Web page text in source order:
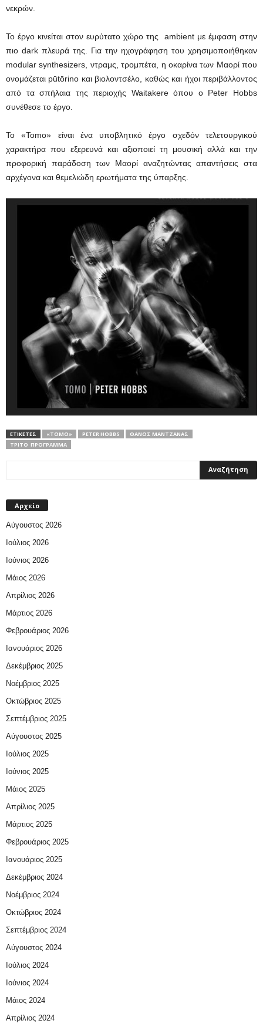
νεκρών.
Το έργο κινείται στον ευρύτατο χώρο της ambient με έμφαση στην
πιο dark πλευρά της. Για την ηχογράφηση του χρησιμοποιήθηκαν
modular synthesizers, ντραμς, τρομπέτα, η οκαρίνα των Μαορί που
ονομάζεται pūtōrino και βιολοντσέλο, καθώς και ήχοι περιβάλλοντος
από τα σπήλαια της περιοχής Waitakere όπου ο Peter Hobbs
συνέθεσε το έργο.
Το «Tomo» είναι ένα υποβλητικό έργο σχεδόν τελετουργικού
χαρακτήρα που εξερευνά και αξιοποιεί τη μουσική αλλά και την
προφορική παράδοση των Μαορί αναζητώντας απαντήσεις στα
αρχέγονα και θεμελιώδη ερωτήματα της ύπαρξης.
ΕΤΙΚΕΤΕΣ «TOMO» PETER HOBBS
ΘΆΝΟΣ ΜΑΝΤΖΆΝΑΣ
ΤΡΊΤΟ ΠΡΌΓΡΑΜΜΑ
Αρχείο
Αύγουστος 2026
Ιούλιος 2026
Ιούνιος 2026
Μάιος 2026
Απρίλιος 2026
Μάρτιος 2026
Φεβρουάριος 2026
Ιανουάριος 2026
Δεκέμβριος 2025
Νοέμβριος 2025
Οκτώβριος 2025
Σεπτέμβριος 2025
Αύγουστος 2025
Ιούλιος 2025
Ιούνιος 2025
Μάιος 2025
Απρίλιος 2025
Μάρτιος 2025
Φεβρουάριος 2025
Ιανουάριος 2025
Δεκέμβριος 2024
Νοέμβριος 2024
Οκτώβριος 2024
Σεπτέμβριος 2024
Αύγουστος 2024
Ιούλιος 2024
Ιούνιος 2024
Μάιος 2024
Απρίλιος 2024